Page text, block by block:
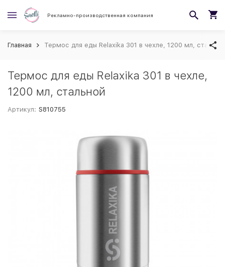
Рекламно-производственная компания
Главная Термос для еды Relaxika 301 в чехле, 1200 мл,
Термос для еды Relaxika 301 в чехле,
1200 мл, стальной
Артикул: S810755